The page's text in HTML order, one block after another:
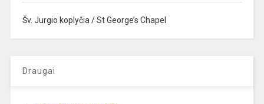
Šv. Jurgio koplyčia / St George’s Chapel
Draugai